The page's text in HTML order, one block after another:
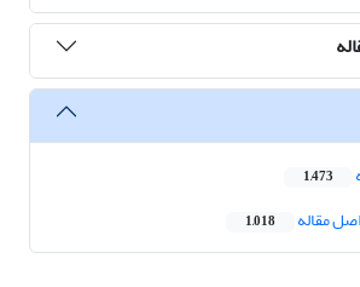
1,473
مقاله 1,018